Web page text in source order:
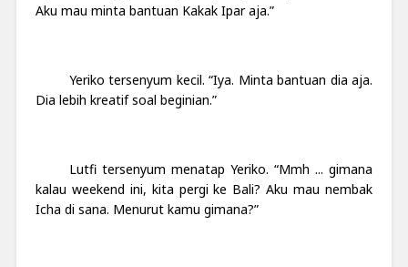
Aku mau minta bantuan Kakak Ipar aja.”
Yeriko tersenyum kecil. “Iya. Minta bantuan dia aja.
Dia lebih kreatif soal beginian.”
Lutfi tersenyum menatap Yeriko. “Mmh ... gimana
kalau weekend ini, kita pergi ke Bali? Aku mau nembak
Icha di sana. Menurut kamu gimana?”